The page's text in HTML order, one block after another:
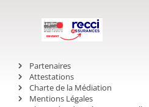
Partenaires
Attestations
Charte de la Médiation
Mentions Légales